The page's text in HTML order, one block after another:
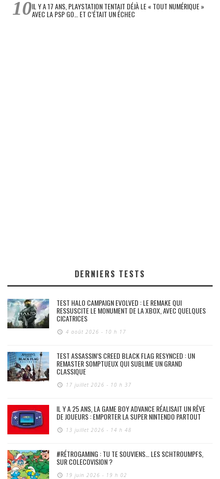
IL Y A 17 ANS, PLAYSTATION TENTAIT DÉJÀ LE « TOUT NUMÉRIQUE »
AVEC LA PSP GO… ET C’ÉTAIT UN ÉCHEC
DERNIERS TESTS
TEST HALO CAMPAIGN EVOLVED : LE REMAKE QUI
RESSUSCITE LE MONUMENT DE LA XBOX, AVEC QUELQUES
CICATRICES
4 août 2026 - 10 h 17
TEST ASSASSIN’S CREED BLACK FLAG RESYNCED : UN
REMASTER SOMPTUEUX QUI SUBLIME UN GRAND
CLASSIQUE
17 juillet 2026 - 10 h 37
IL Y A 25 ANS, LA GAME BOY ADVANCE RÉALISAIT UN RÊVE
DE JOUEURS : EMPORTER LA SUPER NINTENDO PARTOUT
13 juillet 2026 - 14 h 48
#RÉTROGAMING : TU TE SOUVIENS… LES SCHTROUMPFS,
SUR COLECOVISION ?
19 juin 2026 - 19 h 02